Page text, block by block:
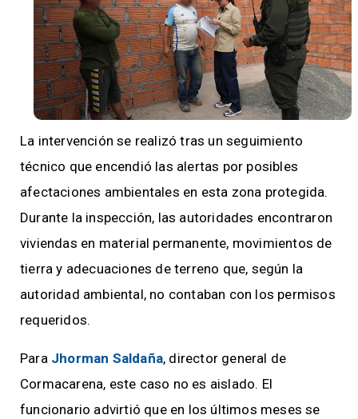
La intervención se realizó tras un seguimiento
técnico que encendió las alertas por posibles
afectaciones ambientales en esta zona protegida.
Durante la inspección, las autoridades encontraron
viviendas en material permanente, movimientos de
tierra y adecuaciones de terreno que, según la
autoridad ambiental, no contaban con los permisos
requeridos.
Para Jhorman Saldaña, director general de
Cormacarena, este caso no es aislado. El
funcionario advirtió que en los últimos meses se